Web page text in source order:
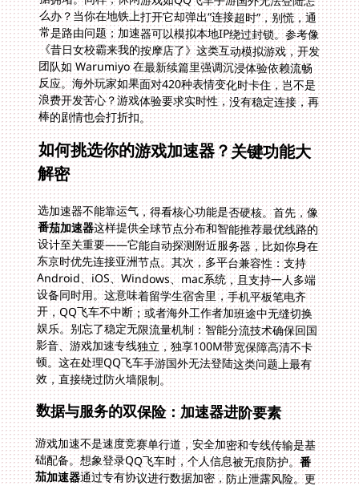
棒的剧情也会打折扣。
如何挑选你的游戏加速器？关键功能大
解密
选加速器不能靠运气，得看核心功能是否硬核。首先，像
番茄加速器这样提供全球节点分布和智能推荐最优线路的
设计至关重要——它能自动探测附近服务器，比如你身在
东京时优先连接亚洲节点。其次，多平台兼容性：支持
Android、iOS、Windows、mac系统，且支持一人多端
设备同时用。这意味着留学生宿舍里，手机平板笔电齐
开，QQ飞车不中断；或者海外工作者加班途中无缝切换
娱乐。别忘了稳定无限流量机制：智能分流技术确保回国
影音、游戏加速专线独立，独享100M带宽保障高清不卡
顿。这在处理QQ飞车手游国外无法登陆这类问题上最有
效，直接绕过防火墙限制。
数据与服务的双保险：加速器进阶要素
游戏加速不是速度竞赛单行道，安全加密和专线传输是基
础配备。想象登录QQ飞车时，个人信息被无痕防护。番
茄加速器通过专有协议进行数据加密，防止泄露风险。更
贴心的是售后实时保障——专业的技术团队7x24待命，
遇到突发问题如战舰少女连接失败时立即介入。玩家不必
孤独应对错误，就像开发续篇在积极优化那样，好工具帮
你省下精力享受乐趣。回到长尾细节：海外华人习惯下载
多个应用，在机场候机区或校园角落玩这些游戏，番茄支